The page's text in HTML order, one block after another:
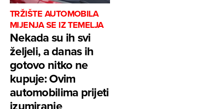
TRŽIŠTE AUTOMOBILA
MIJENJA SE IZ TEMELJA
Nekada su ih svi
željeli, a danas ih
gotovo nitko ne
kupuje: Ovim
automobilima prijeti